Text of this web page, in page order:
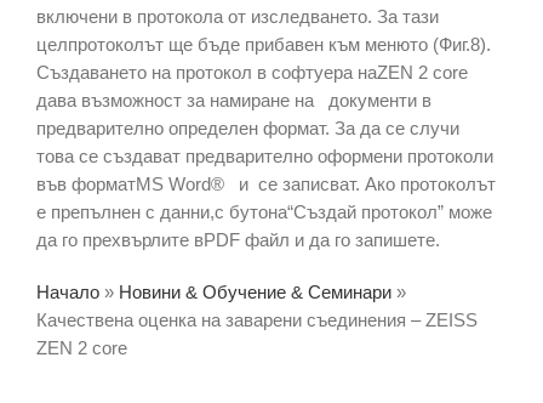
включени в протокола от изследването. За тази
целпротоколът ще бъде прибавен към менюто (Фиг.8).
Създаването на протокол в софтуера наZEN 2 core
дава възможност за намиране на документи в
предварително определен формат. За да се случи
това се създават предварително оформени протоколи
във форматMS Word® и се записват. Ако протоколът
е препълнен с данни,с бутона“Създай протокол” може
да го прехвърлите вPDF файл и да го запишете.
Начало » Новини & Обучение & Семинари »
Качествена оценка на заварени съединения – ZEISS
ZEN 2 core